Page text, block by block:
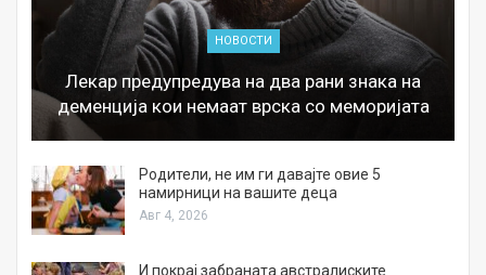
НОВОСТИ
Лекар предупредува на два рани знака на
деменција кои немаат врска со меморијата
Родители, не им ги давајте овие 5
намирници на вашите деца
Авг 4, 2026
И покрај забраната австралиските